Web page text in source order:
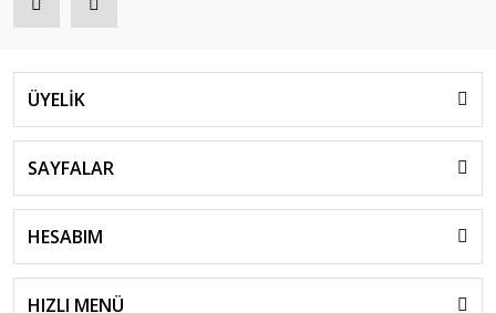
ÜYELİK
SAYFALAR
HESABIM
HIZLI MENÜ